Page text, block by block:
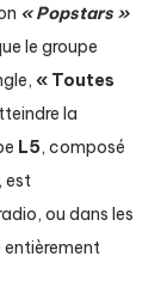
« Popstars »
le groupe
« Toutes
la
L5, composé
est
ou dans les
entièrement